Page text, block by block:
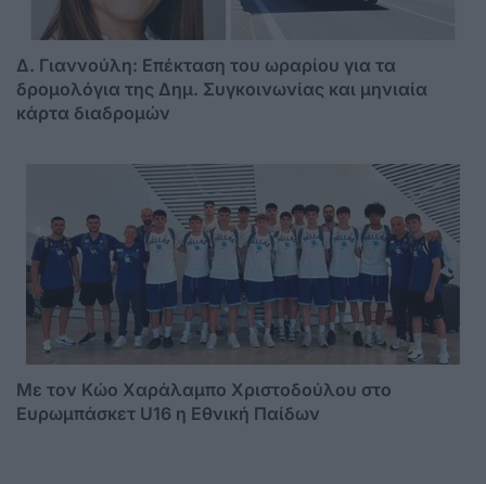
Δ. Γιαννούλη: Επέκταση του ωραρίου για τα
δρομολόγια της Δημ. Συγκοινωνίας και μηνιαία
κάρτα διαδρομών
Με τον Κώο Χαράλαμπο Χριστοδούλου στο
Ευρωμπάσκετ U16 η Εθνική Παίδων